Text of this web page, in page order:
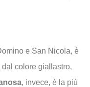
e San Nicola, è
colore giallastro,
, invece, è la più